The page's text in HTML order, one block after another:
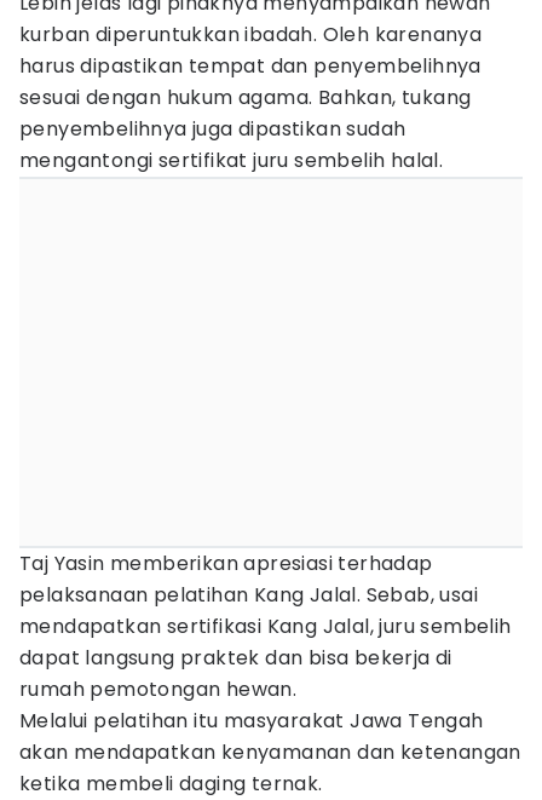
kurban diperuntukkan ibadah. Oleh karenanya
harus dipastikan tempat dan penyembelihnya
sesuai dengan hukum agama. Bahkan, tukang
penyembelihnya juga dipastikan sudah
mengantongi sertifikat juru sembelih halal.
Taj Yasin memberikan apresiasi terhadap
pelaksanaan pelatihan Kang Jalal. Sebab, usai
mendapatkan sertifikasi Kang Jalal, juru sembelih
dapat langsung praktek dan bisa bekerja di
rumah pemotongan hewan.
Melalui pelatihan itu masyarakat Jawa Tengah
akan mendapatkan kenyamanan dan ketenangan
ketika membeli daging ternak.